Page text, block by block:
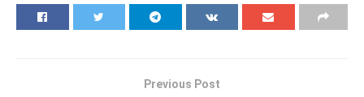
Previous Post